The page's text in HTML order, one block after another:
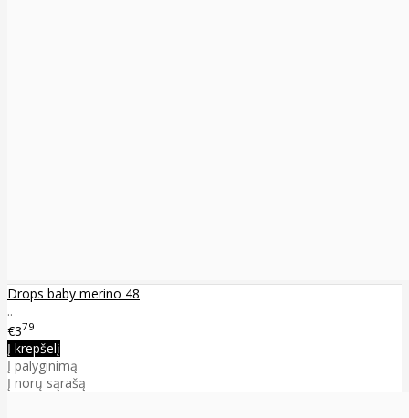
Drops baby merino 48
..
€379
Į krepšelį
Į palyginimą
Į norų sąrašą